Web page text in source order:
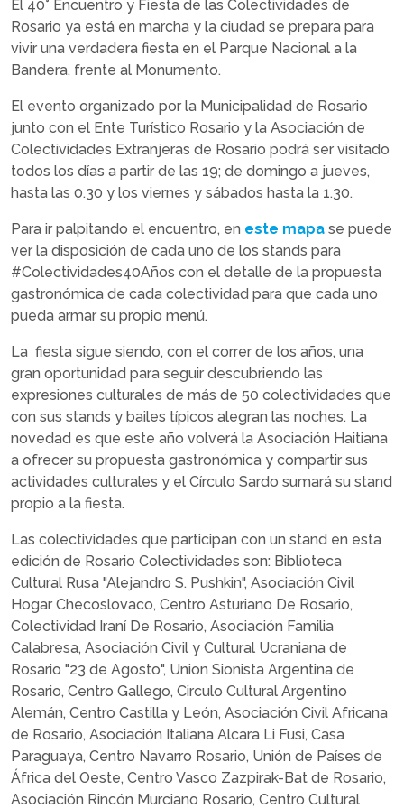
El 40° Encuentro y Fiesta de las Colectividades de
Rosario ya está en marcha y la ciudad se prepara para
vivir una verdadera fiesta en el Parque Nacional a la
Bandera, frente al Monumento.
El evento organizado por la Municipalidad de Rosario
junto con el Ente Turístico Rosario y la Asociación de
Colectividades Extranjeras de Rosario podrá ser visitado
todos los días a partir de las 19; de domingo a jueves,
hasta las 0.30 y los viernes y sábados hasta la 1.30.
Para ir palpitando el encuentro, en este mapa se puede
ver la disposición de cada uno de los stands para
#Colectividades40Años con el detalle de la propuesta
gastronómica de cada colectividad para que cada uno
pueda armar su propio menú.
La fiesta sigue siendo, con el correr de los años, una
gran oportunidad para seguir descubriendo las
expresiones culturales de más de 50 colectividades que
con sus stands y bailes típicos alegran las noches. La
novedad es que este año volverá la Asociación Haitiana
a ofrecer su propuesta gastronómica y compartir sus
actividades culturales y el Círculo Sardo sumará su stand
propio a la fiesta.
Las colectividades que participan con un stand en esta
edición de Rosario Colectividades son: Biblioteca
Cultural Rusa "Alejandro S. Pushkin", Asociación Civil
Hogar Checoslovaco, Centro Asturiano De Rosario,
Colectividad Iraní De Rosario, Asociación Familia
Calabresa, Asociación Civil y Cultural Ucraniana de
Rosario "23 de Agosto", Union Sionista Argentina de
Rosario, Centro Gallego, Circulo Cultural Argentino
Alemán, Centro Castilla y León, Asociación Civil Africana
de Rosario, Asociación Italiana Alcara Li Fusi, Casa
Paraguaya, Centro Navarro Rosario, Unión de Países de
África del Oeste, Centro Vasco Zazpirak-Bat de Rosario,
Asociación Rincón Murciano Rosario, Centro Cultural